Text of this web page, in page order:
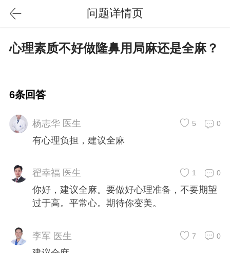
问题详情页
心理素质不好做隆鼻用局麻还是全麻？
6条回答
杨志华 医生 0
5
有心理负担，建议全麻
翟幸福 医生 0
1
你好，建议全麻。要做好心理准备，不要期望
过于高。平常心。期待你变美。
李军 医生 0
7